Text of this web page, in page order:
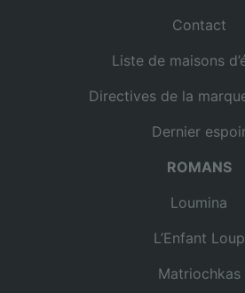
Contact
Liste de maisons
Directives de la
Dernier
ROMANS
Loumina
L’Enfant Loup
Matriochkas